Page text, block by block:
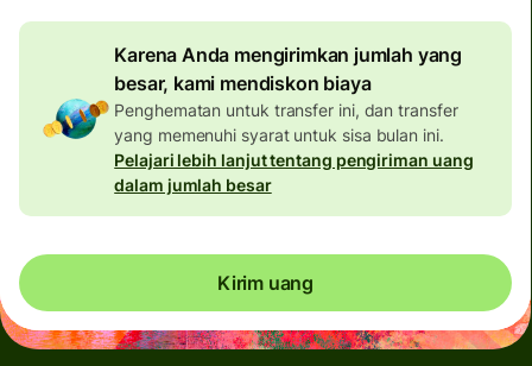
Karena Anda mengirimkan jumlah yang
besar, kami mendiskon biaya
Penghematan untuk transfer ini, dan transfer
yang memenuhi syarat untuk sisa bulan ini.
Pelajari lebih lanjut tentang pengiriman uang
dalam jumlah besar
Kirim uang